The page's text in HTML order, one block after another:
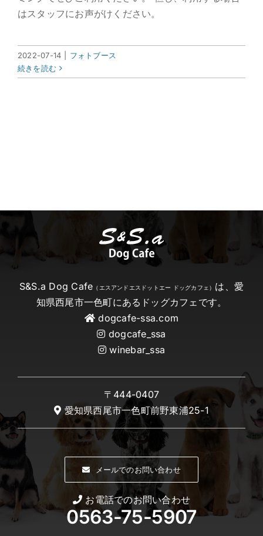
はスタッフにお声がけください。
2022-07-14
フォトブース
続きを読む
S&S.a Dog Cafe （エスアンドエスドットエー ドッグカフェ） は、愛
知県西尾市一色町にあるドッグカフェです。
dogcafe-ssa.com
dogcafe_ssa
winebar_ssa
〒444-0407
愛知県西尾市一色町前野東浦25-1
メールでのお問い合わせ
お電話でのお問い合わせ
0563-75-5907